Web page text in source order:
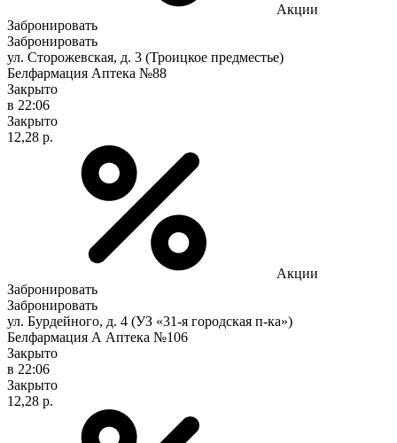
Акции
Забронировать
Забронировать
ул. Сторожевская, д. 3 (Троицкое предместье)
Белфармация Аптека №88
Закрыто
в 22:06
Закрыто
12,28 р.
Акции
Забронировать
Забронировать
ул. Бурдейного, д. 4 (УЗ «31-я городская п-ка»)
Белфармация А Аптека №106
Закрыто
в 22:06
Закрыто
12,28 р.